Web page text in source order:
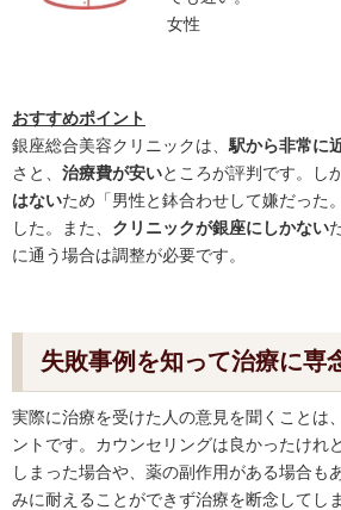
女性
おすすめポイント
銀座総合美容クリニックは、 駅から非常に
さと、 治療費が安いところが評判です。し
はないため「男性と鉢合わせして嫌だった
した。また、 クリニックが銀座にしかない
に通う場合は調整が必要です。
失敗事例を知って治療に専
実際に治療を受けた人の意見を聞くことは
ントです。カウンセリングは良かったけれ
しまった場合や、薬の副作用がある場合も
みに耐えることができず治療を断念してし